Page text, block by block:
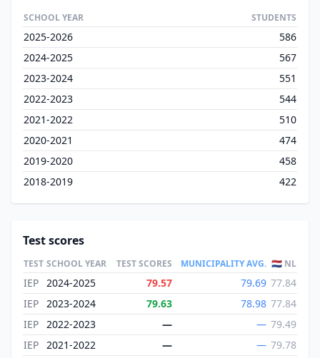
SCHOOL YEAR STUDENTS
2025-2026
586
2024-2025
567
2023-2024
551
2022-2023
544
2021-2022
510
2020-2021
474
2019-2020
458
2018-2019
422
Test scores
TEST SCHOOL YEAR TEST SCORES MUNICIPALITY AVG. 🇳🇱 NL
IEP 2024-2025 79.57 79.69 77.84
IEP 2023-2024 79.63 78.98 77.84
IEP 2022-2023 — — 79.49
IEP 2021-2022 — — 79.78